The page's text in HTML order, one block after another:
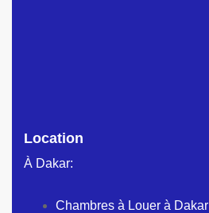
Location
À Dakar:
Chambres à Louer à Dakar